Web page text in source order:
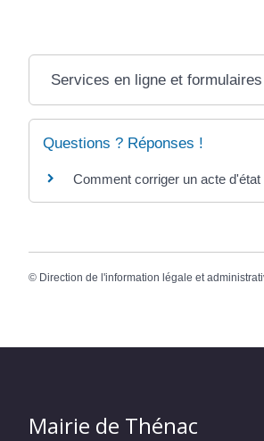
Services en ligne et formulaires
Questions ? Réponses !
Comment corriger un acte
© Direction de l'information légale et
Mairie de Thénac